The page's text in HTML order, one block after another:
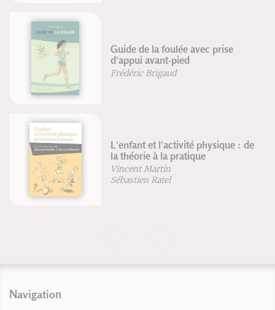
Guide de la foulée avec prise
d'appui avant-pied
Frédéric Brigaud
L'enfant et l'activité physique : de
la théorie à la pratique
Vincent Martin
Sébastien Ratel
Navigation